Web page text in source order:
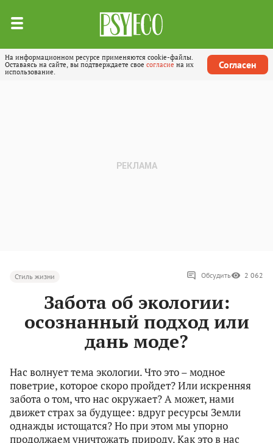
На информационном ресурсе применяются cookie-файлы.
Оставаясь на сайте, вы подтверждаете свое согласие на их
использование.
Согласен
Стиль жизни Обсудить 2 062
Забота об экологии:
осознанный подход или
дань моде?
Нас волнует тема экологии. Что это – модное
поветрие, которое скоро пройдет? Или искренняя
забота о том, что нас окружает? А может, нами
движет страх за будущее: вдруг ресурсы Земли
однажды истощатся? Но при этом мы упорно
продолжаем уничтожать природу. Как это в нас